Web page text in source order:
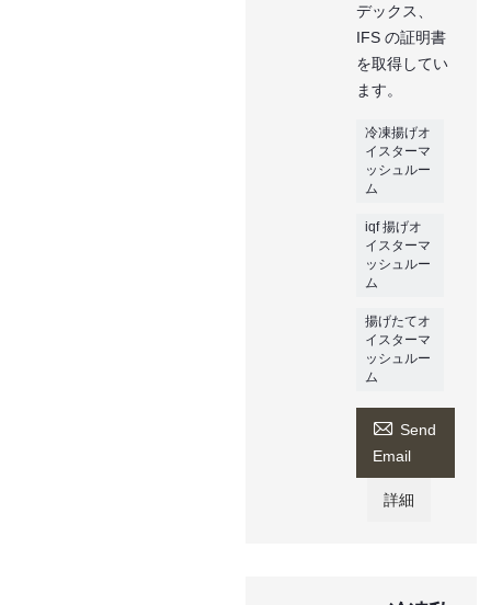
デックス、
IFS の証明書
を取得してい
ます。
冷凍揚げオ
イスターマ
ッシュルー
ム
iqf 揚げオ
イスターマ
ッシュルー
ム
揚げたてオ
イスターマ
ッシュルー
ム
 Send
Email
詳細